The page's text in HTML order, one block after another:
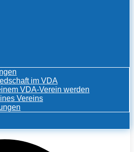
im VDA
VDA-Verein werden
Vereins